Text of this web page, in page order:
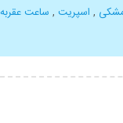
, اسپریت , ساعت